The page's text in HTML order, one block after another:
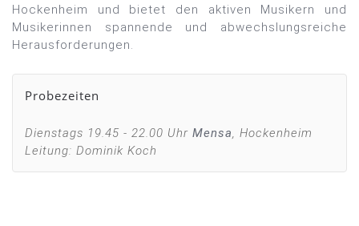
Hockenheim und bietet den aktiven Musikern und
Musikerinnen spannende und abwechslungsreiche
Herausforderungen.
Probezeiten
Dienstags 19.45 - 22.00 Uhr Mensa, Hockenheim
Leitung: Dominik Koch